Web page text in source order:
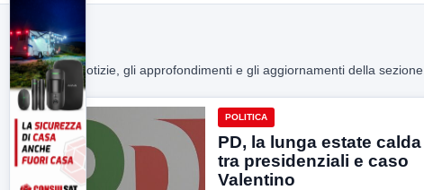
Home>
Tutte le notizie, gli approfondimenti e gli aggiornamenti della sezione.
POLITICA
PD, la lunga estate calda
tra presidenziali e caso
Valentino